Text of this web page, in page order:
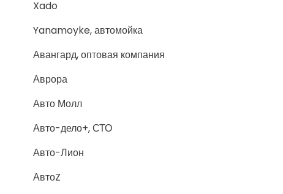
Xado
Yanamoyke, автомойка
Авангард, оптовая компания
Аврора
Авто Молл
Авто-дело+, СТО
Авто-Лион
АвтоZ